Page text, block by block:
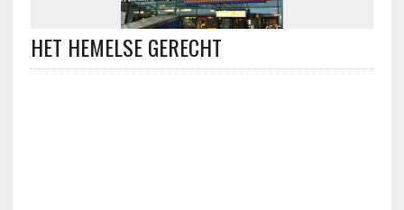
HET HEMELSE GERECHT